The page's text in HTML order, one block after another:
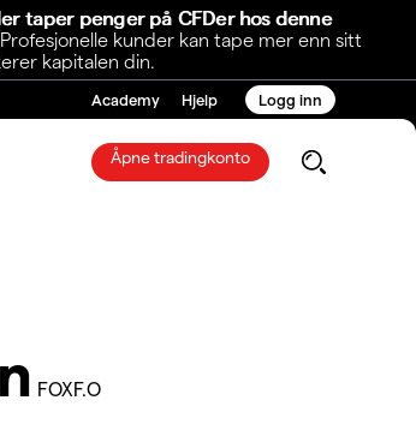
taper penger på CFDer hos denne
kunder kan tape mer enn sitt
kapitalen din.
Academy Hjelp Logg inn
Åpne tradingkonto
FOXF.O